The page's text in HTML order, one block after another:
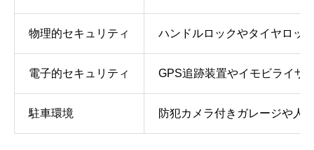
物理的セキュリティ ハンドルロックやタイヤロッ
電子的セキュリティ GPS追跡装置やイモビライザ
駐車環境 防犯カメラ付きガレージや人